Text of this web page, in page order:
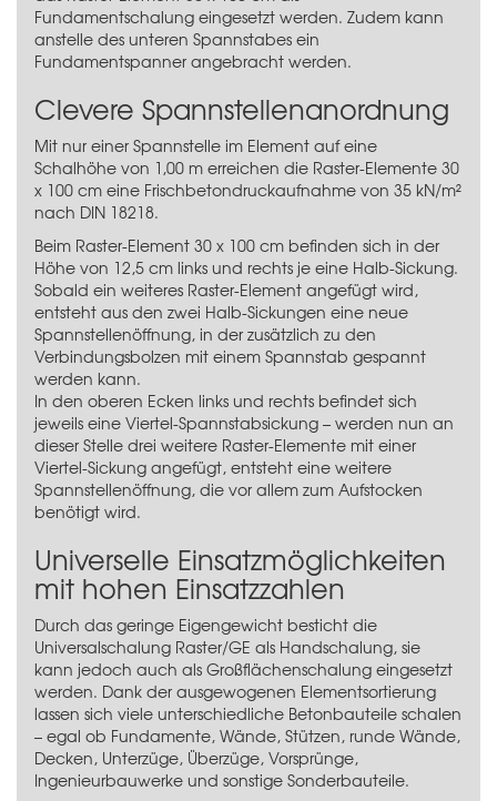
Fundamentschalung eingesetzt werden. Zudem kann
anstelle des unteren Spannstabes ein
Fundamentspanner angebracht werden.
Clevere Spannstellenanordnung
Mit nur einer Spannstelle im Element auf eine
Schalhöhe von 1,00 m erreichen die Raster-Elemente 30
x 100 cm eine Frischbetondruckaufnahme von 35 kN/m²
nach DIN 18218.
Beim Raster-Element 30 x 100 cm befinden sich in der
Höhe von 12,5 cm links und rechts je eine Halb-Sickung.
Sobald ein weiteres Raster-Element angefügt wird,
entsteht aus den zwei Halb-Sickungen eine neue
Spannstellenöffnung, in der zusätzlich zu den
Verbindungsbolzen mit einem Spannstab gespannt
werden kann.
In den oberen Ecken links und rechts befindet sich
jeweils eine Viertel-Spannstabsickung – werden nun an
dieser Stelle drei weitere Raster-Elemente mit einer
Viertel-Sickung angefügt, entsteht eine weitere
Spannstellenöffnung, die vor allem zum Aufstocken
benötigt wird.
Universelle Einsatzmöglichkeiten
mit hohen Einsatzzahlen
Durch das geringe Eigengewicht besticht die
Universalschalung Raster/GE als Handschalung, sie
kann jedoch auch als Großflächenschalung eingesetzt
werden. Dank der ausgewogenen Elementsortierung
lassen sich viele unterschiedliche Betonbauteile schalen
– egal ob Fundamente, Wände, Stützen, runde Wände,
Decken, Unterzüge, Überzüge, Vorsprünge,
Ingenieurbauwerke und sonstige Sonderbauteile.